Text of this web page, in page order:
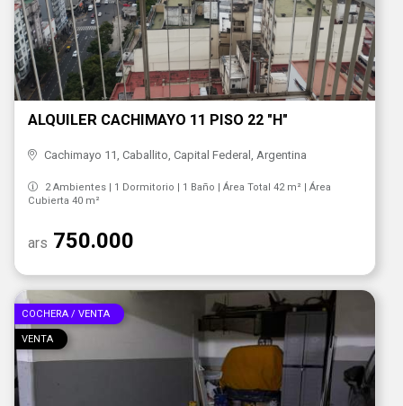
ALQUILER CACHIMAYO 11 PISO 22 "H"
Cachimayo 11, Caballito, Capital Federal, Argentina
2 Ambientes | 1 Dormitorio | 1 Baño | Área Total 42 m² | Área
Cubierta 40 m²
ars 750.000
COCHERA / VENTA
VENTA